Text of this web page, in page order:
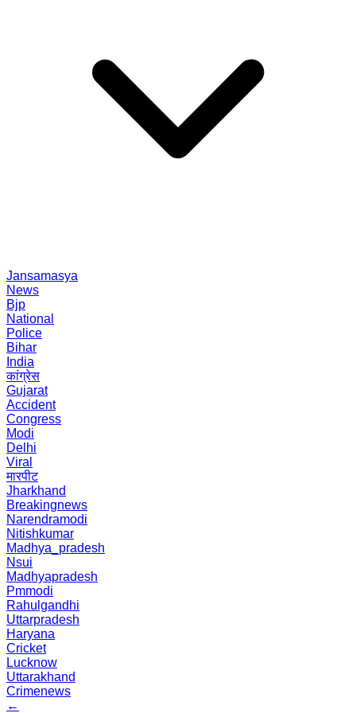
Jansamasya
News
Bjp
National
Police
Bihar
India
कांग्रेस
Gujarat
Accident
Congress
Modi
Delhi
Viral
मारपीट
Jharkhand
Breakingnews
Narendramodi
Nitishkumar
Madhya_pradesh
Nsui
Madhyapradesh
Pmmodi
Rahulgandhi
Uttarpradesh
Haryana
Cricket
Lucknow
Uttarakhand
Crimenews
←